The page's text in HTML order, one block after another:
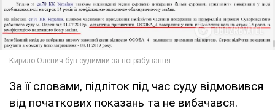
За її словами, підліток під час суду відмовився
від початкових показань та не вибачався.